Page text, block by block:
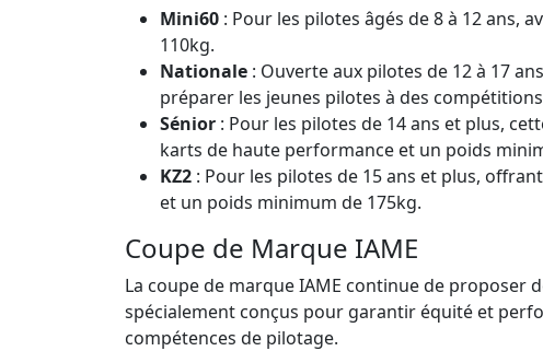
Mini60 : Pour les pilotes âgés de 8 à 12 ans,
110kg.
Nationale : Ouverte aux pilotes de 12 à 17
préparer les jeunes pilotes à des
Sénior : Pour les pilotes de 14 ans et plus,
karts de haute performance et un poids
KZ2 : Pour les pilotes de 15 ans et plus,
et un poids minimum de 175kg.
Coupe de Marque IAME
La coupe de marque IAME continue de proposer
spécialement conçus pour garantir équité et
compétences de pilotage.